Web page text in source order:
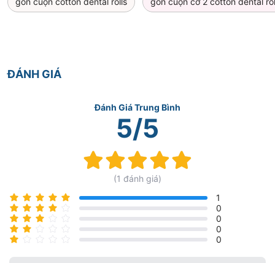
ĐÁNH GIÁ
Đánh Giá Trung Bình
5/5
(1 đánh giá)
1
0
0
0
0